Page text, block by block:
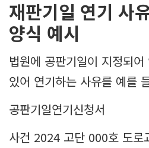
재판기일 연기 사
양식 예시
법원에 공판기일이 지정되
있어 연기하는 사유를 예를
공판기일연기신청서
사건 2024 고단 000호 도로